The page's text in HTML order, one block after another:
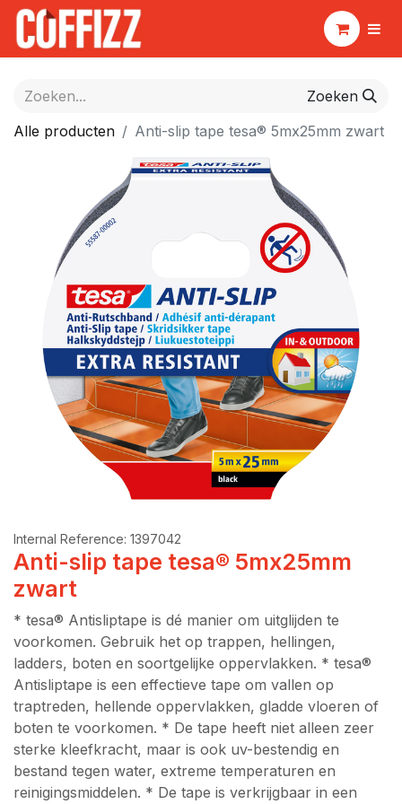
Zoeken
Alle producten
Anti-slip tape tesa® 5mx25mm zwart
Internal Reference: 1397042
Anti-slip tape tesa® 5mx25mm
zwart
* tesa® Antisliptape is dé manier om uitglijden te
voorkomen. Gebruik het op trappen, hellingen,
ladders, boten en soortgelijke oppervlakken. * tesa®
Antisliptape is een effectieve tape om vallen op
traptreden, hellende oppervlakken, gladde vloeren of
boten te voorkomen. * De tape heeft niet alleen zeer
sterke kleefkracht, maar is ook uv-bestendig en
bestand tegen water, extreme temperaturen en
reinigingsmiddelen. * De tape is verkrijgbaar in een